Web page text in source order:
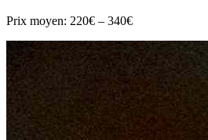
Prix moyen: 220€ – 340€